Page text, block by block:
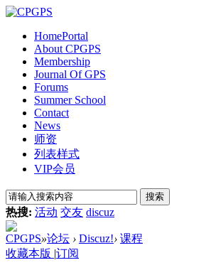
HomePortal
About CPGPS
Membership
Journal Of GPS
Forums
Summer School
Contact
News
师资
列表样式
VIP会员
搜索
热搜: 活动 交友 discuz
CPGPS»论坛 › Discuz!› 课程
收藏本版 |订阅